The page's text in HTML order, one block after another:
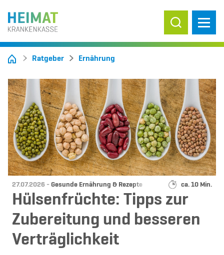
Suche ein-/
Ratgeber Ernährung
Datum:
27.07.2026 - Kategorie:
Gesunde Ernährung & Rezepte Lesedauer:
ca. 10 Min.
Hülsenfrüchte: Tipps zur
Zubereitung und besseren
Verträglichkeit